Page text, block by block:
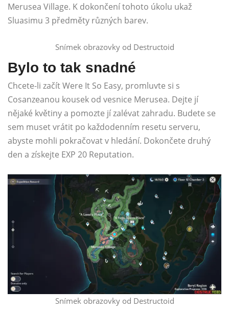
Merusea Village. K dokončení tohoto úkolu ukaž
Sluasimu 3 předměty různých barev.
Snímek obrazovky od Destructoid
Bylo to tak snadné
Chcete-li začít Were It So Easy, promluvte si s
Cosanzeanou kousek od vesnice Merusea. Dejte jí
nějaké květiny a pomozte jí zalévat zahradu. Budete se
sem muset vrátit po každodenním resetu serveru,
abyste mohli pokračovat v hledání. Dokončete druhý
den a získejte EXP 20 Reputation.
Snímek obrazovky od Destructoid